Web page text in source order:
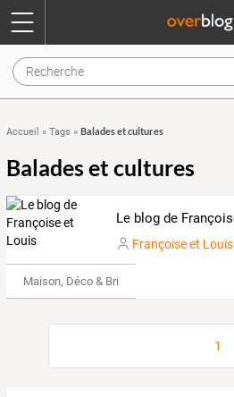
Accueil » Tags » Balades et cultures
Balades et cultures
Françoise et Louis
Maison, Déco & Bricolage
1